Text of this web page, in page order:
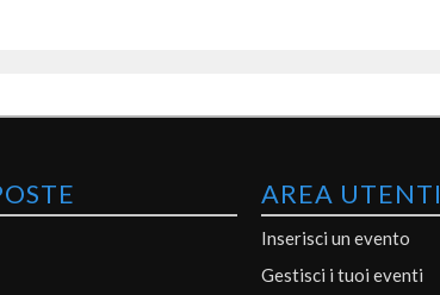
AREA UTENTI
Inserisci un evento
Gestisci i tuoi eventi